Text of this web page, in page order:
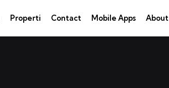
Properti Contact Mobile Apps About